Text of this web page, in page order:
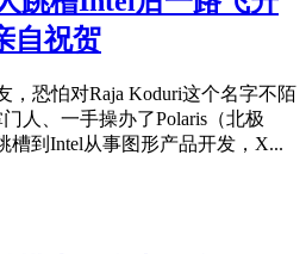
自祝贺
，恐怕对Raja Koduri这个名字不陌
人、一手操办了Polaris（北极
槽到Intel从事图形产品开发，X...